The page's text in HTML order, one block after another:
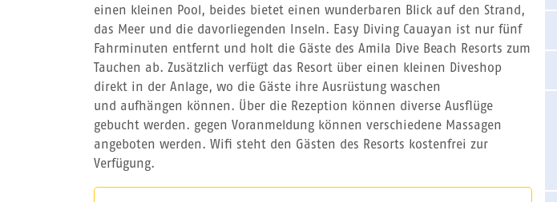
einen kleinen Pool, beides bietet einen wunderbaren Blick auf den Strand,
das Meer und die davorliegenden Inseln. Easy Diving Cauayan ist nur fünf
Fahrminuten entfernt und holt die Gäste des Amila Dive Beach Resorts zum
Tauchen ab. Zusätzlich verfügt das Resort über einen kleinen Diveshop
direkt in der Anlage, wo die Gäste ihre Ausrüstung waschen
und aufhängen können. Über die Rezeption können diverse Ausflüge
gebucht werden. gegen Voranmeldung können verschiedene Massagen
angeboten werden. Wifi steht den Gästen des Resorts kostenfrei zur
Verfügung.